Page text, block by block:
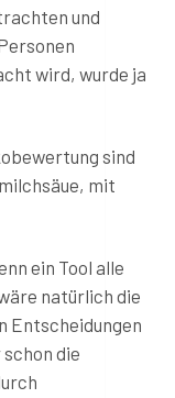
und
wird, wurde ja
sind
mit
ein Tool alle
natürlich die
Entscheidungen
die